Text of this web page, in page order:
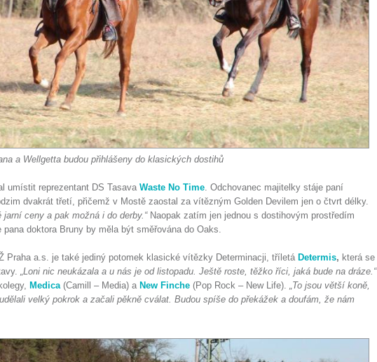
a Wellgetta budou přihlášeny do klasických dostihů
umístit reprezentant DS Tasava Waste No Time. Odchovanec majitelky stáje paní
dvakrát třetí, přičemž v Mostě zaostal za vítězným Golden Devilem jen o čtvrt délky.
jarní ceny a pak možná i do derby.“Naopak zatím jen jednou s dostihovým prostředím
doktora Bruny by měla být směřována do Oaks.
Praha a.s. je také jediný potomek klasické vítězky Determinacji, tříletá Determis, která se
„Loni nic neukázala a u nás je od listopadu. Ještě roste, těžko říci, jaká bude na dráze.“
Medica (Camill – Media) a New Finche (Pop Rock – New Life). „To jsou větší koně,
velký pokrok a začali pěkně cválat. Budou spíše do překážek a doufám, že nám